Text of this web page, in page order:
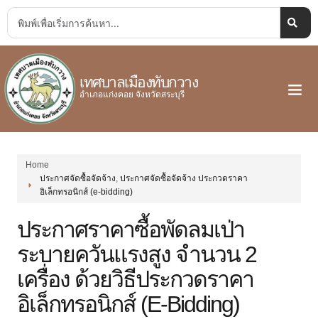
เทศบาลเมืองทับกวาง
อำเภอแก่งคอย จังหวัดสระบุรี
Home
ประกาศจัดซื้อจัดจ้าง, ประกาศจัดซื้อจัดจ้าง ประกวดราคา
อิเล็กทรอนิกส์ (e-bidding)
ประกาศราคาซื้อพัดลมเป่า
ระบายควันแรงสูง จำนวน 2
เครื่อง ด้วยวิธีประกวดราคา
อิเล็กทรอนิกส์ (e-Bidding)